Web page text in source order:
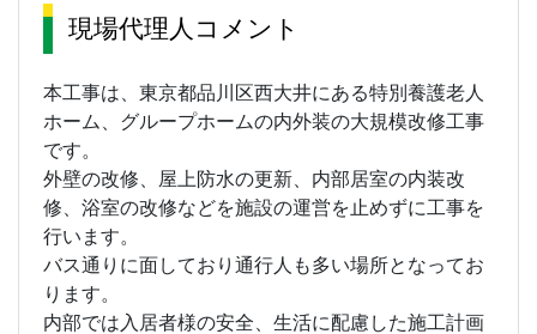
現場代理人コメント
本工事は、東京都品川区西大井にある特別養護老人
ホーム、グループホームの内外装の大規模改修工事
です。
外壁の改修、屋上防水の更新、内部居室の内装改
修、浴室の改修などを施設の運営を止めずに工事を
行います。
バス通りに面しており通行人も多い場所となってお
ります。
内部では入居者様の安全、生活に配慮した施工計画